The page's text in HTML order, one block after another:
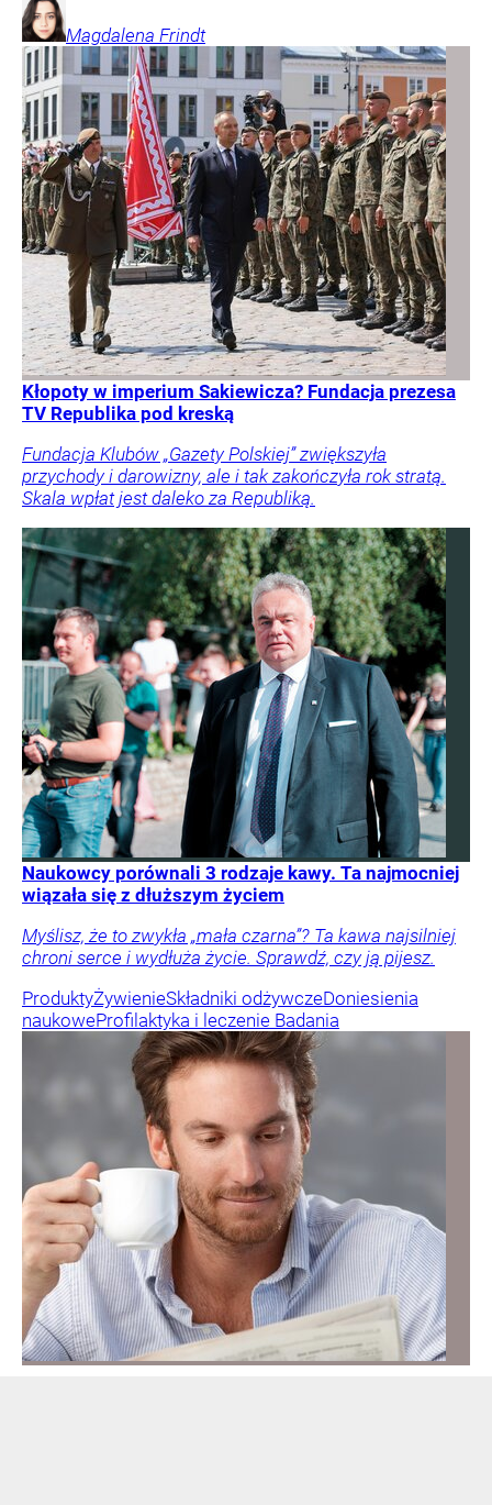
Magdalena Frindt
Kłopoty w imperium Sakiewicza? Fundacja prezesa
TV Republika pod kreską
Fundacja Klubów „Gazety Polskiej” zwiększyła
przychody i darowizny, ale i tak zakończyła rok stratą.
Skala wpłat jest daleko za Republiką.
Naukowcy porównali 3 rodzaje kawy. Ta najmocniej
wiązała się z dłuższym życiem
Myślisz, że to zwykła „mała czarna”? Ta kawa najsilniej
chroni serce i wydłuża życie. Sprawdź, czy ją pijesz.
ProduktyŻywienieSkładniki odżywczeDoniesienia
naukoweProfilaktyka i leczenie Badania